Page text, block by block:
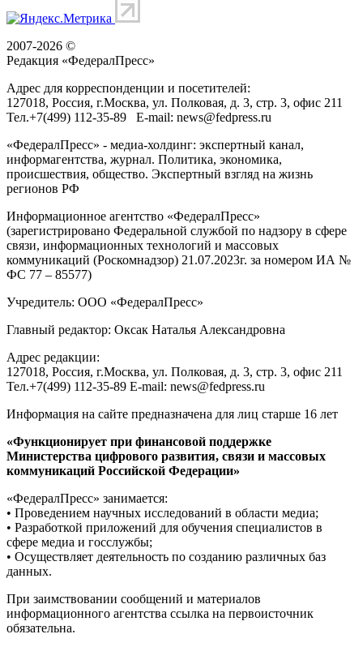
2007-2026 ©
Редакция «ФедералПресс»
Адрес для корреспонденции и посетителей:
127018, Россия, г.Москва, ул. Полковая, д. 3, стр. 3, офис 211
Тел.+7(499) 112-35-89 E-mail: news@fedpress.ru
«ФедералПресс» - медиа-холдинг: экспертный канал,
информагентства, журнал. Политика, экономика,
происшествия, общество. Экспертный взгляд на жизнь
регионов РФ
Информационное агентство «ФедералПресс»
(зарегистрировано Федеральной службой по надзору в сфере
связи, информационных технологий и массовых
коммуникаций (Роскомнадзор) 21.07.2023г. за номером ИА №
ФС 77 – 85577)
Учредитель: ООО «ФедералПресс»
Главный редактор: Оксак Наталья Александровна
Адрес редакции:
127018, Россия, г.Москва, ул. Полковая, д. 3, стр. 3, офис 211
Тел.+7(499) 112-35-89 E-mail: news@fedpress.ru
Информация на сайте предназначена для лиц старше 16 лет
«Функционирует при финансовой поддержке
Министерства цифрового развития, связи и массовых
коммуникаций Российской Федерации»
«ФедералПресс» занимается:
• Проведением научных исследований в области медиа;
• Разработкой приложений для обучения специалистов в
сфере медиа и госслужбы;
• Осуществляет деятельность по созданию различных баз
данных.
При заимствовании сообщений и материалов
информационного агентства ссылка на первоисточник
обязательна.